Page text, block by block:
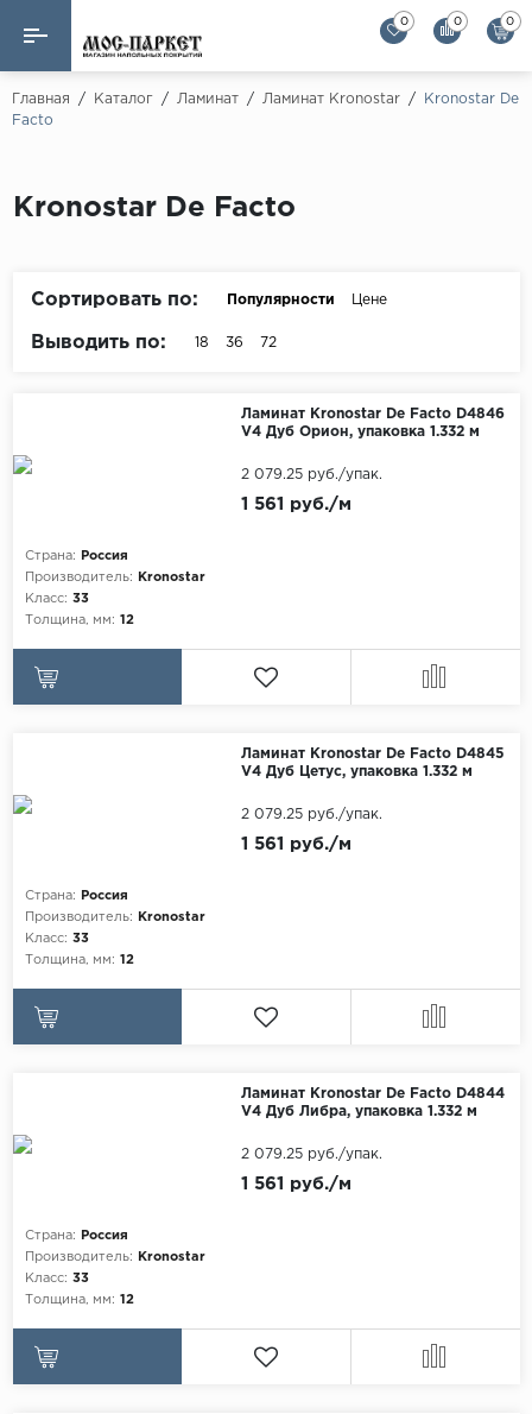
Назад Назад
Alpine Floor by
Berry Alloc
Brig Floor
Kastamonu
Kronospan
Loc Floor
Maxwood
Кварц-винил
Инженерная доска
Модульный паркет
Аксессуары
0 0 0
Главная / Каталог / Ламинат / Ламинат Kronostar /
Kronostar De
Facto
Kronostar De Facto
Сортировать по: Популярности Цене
Выводить по: 18 36 72
Ламинат Kronostar De Facto D4846
V4 Дуб Орион, упаковка 1.332 м
Страна:
Россия
Производитель:
Kronostar
Класс: 33
Толщина, мм: 12
1 561 руб./м
2 079.25 руб./упак.
Ламинат Kronostar De Facto D4845
V4 Дуб Цетус, упаковка 1.332 м
Страна:
Россия
Производитель:
Kronostar
Класс: 33
Толщина, мм: 12
1 561 руб./м
2 079.25 руб./упак.
Ламинат Kronostar De Facto D4844
V4 Дуб Либра, упаковка 1.332 м
Страна:
Россия
Производитель:
Kronostar
Класс: 33
Толщина, мм: 12
1 561 руб./м
2 079.25 руб./упак.